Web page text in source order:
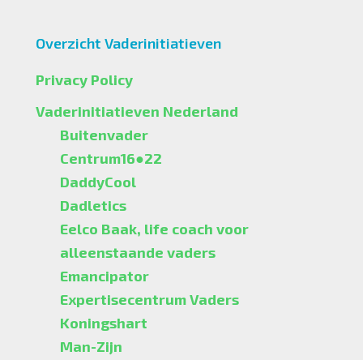
Overzicht Vaderinitiatieven
Privacy Policy
Vaderinitiatieven Nederland
Buitenvader
Centrum16●22
DaddyCool
Dadletics
Eelco Baak, life coach voor
alleenstaande vaders
Emancipator
Expertisecentrum Vaders
Koningshart
Man-Zijn